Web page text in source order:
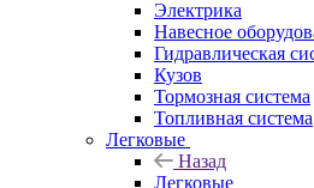
Электрика
Навесное
Гидравлическая
Кузов
Тормозная система
Топливная система
Легковые
Назад
Легковые